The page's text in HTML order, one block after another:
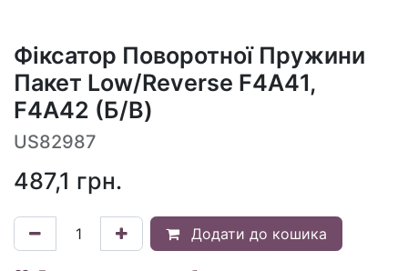
Фіксатор Поворотної Пружини
Пакет Low/Reverse F4A41,
F4A42 (Б/В)
US82987
487,1 грн.
Додати до кошика